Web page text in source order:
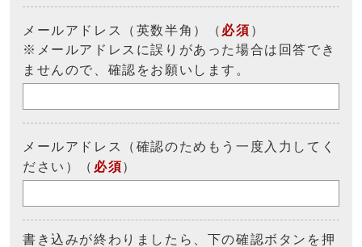
メールアドレス（英数半角）（ 必須 ）
※メールアドレスに誤りがあった場合は回答でき
ませんので、確認をお願いします。
メールアドレス（確認のためもう一度入力してく
ださい）（ 必須）
書き込みが終わりましたら、下の確認ボタンを押